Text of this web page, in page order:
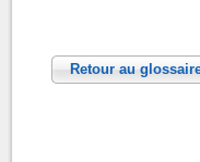
Retour au